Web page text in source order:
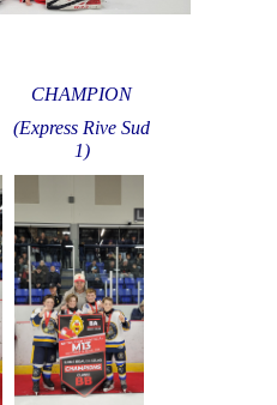
CHAMPION
(Express Rive Sud
1)